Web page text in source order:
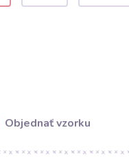
Objednať vzorku